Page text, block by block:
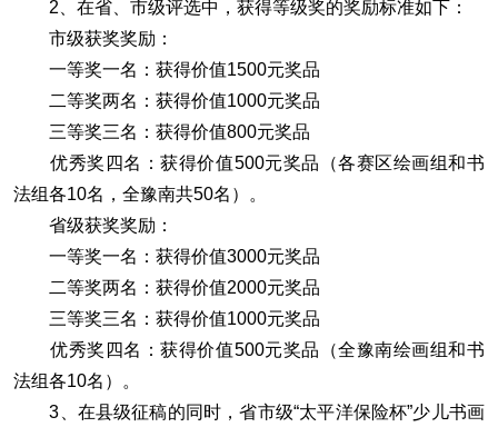
2、在省、市级评选中，获得等级奖的奖励标准如下：
市级获奖奖励：
一等奖一名：获得价值1500元奖品
二等奖两名：获得价值1000元奖品
三等奖三名：获得价值800元奖品
优秀奖四名：获得价值500元奖品（各赛区绘画组和书
法组各10名，全豫南共50名）。
省级获奖奖励：
一等奖一名：获得价值3000元奖品
二等奖两名：获得价值2000元奖品
三等奖三名：获得价值1000元奖品
优秀奖四名：获得价值500元奖品（全豫南绘画组和书
法组各10名）。
3、在县级征稿的同时，省市级“太平洋保险杯”少儿书画